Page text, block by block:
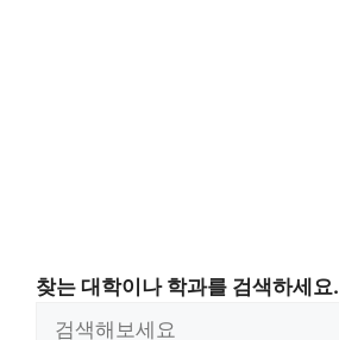
찾는 대학이나 학과를 검색하세요.